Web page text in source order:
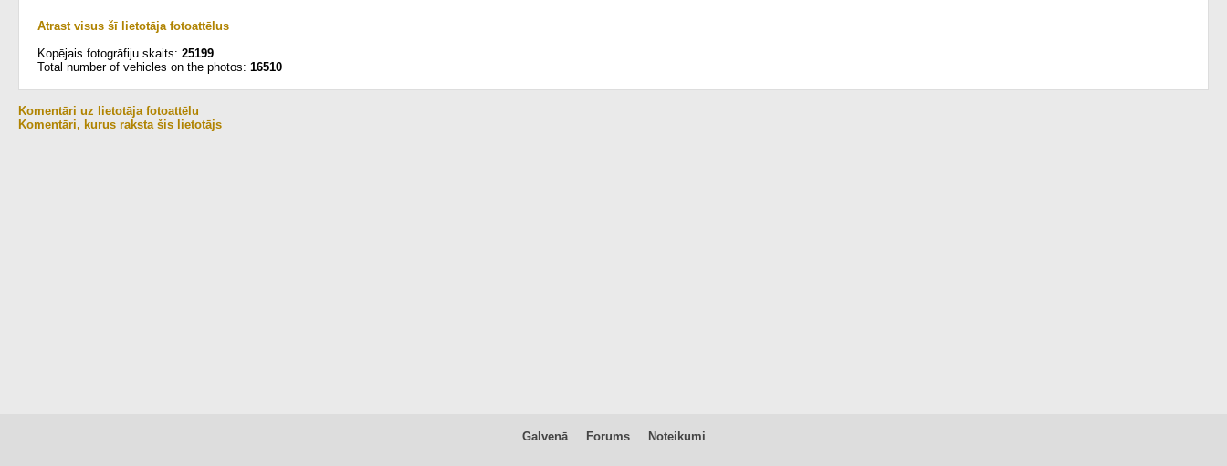
Atrast visus šī lietotāja fotoattēlus
Kopējais fotogrāfiju skaits: 25199
Total number of vehicles on the photos: 16510
Komentāri uz lietotāja fotoattēlu
Komentāri, kurus raksta šis lietotājs
Galvenā Forums Noteikumi